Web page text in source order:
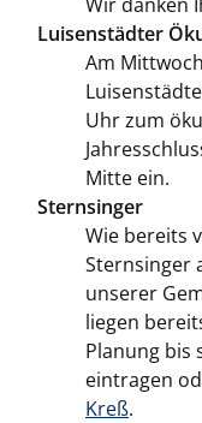
Luisenstädter
Am
Uhr zum
Mitte ein.
Sternsinger
Wie bereits
Sternsinger
unserer
liegen
Planung bis
eintragen
Kreß.